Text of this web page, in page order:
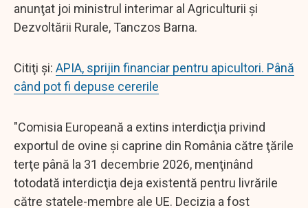
anunţat joi ministrul interimar al Agriculturii şi
Dezvoltării Rurale, Tanczos Barna.
Citiţi şi: APIA, sprijin financiar pentru apicultori. Până
când pot fi depuse cererile
"Comisia Europeană a extins interdicţia privind
exportul de ovine şi caprine din România către ţările
terţe până la 31 decembrie 2026, menţinând
totodată interdicţia deja existentă pentru livrările
către statele-membre ale UE. Decizia a fost